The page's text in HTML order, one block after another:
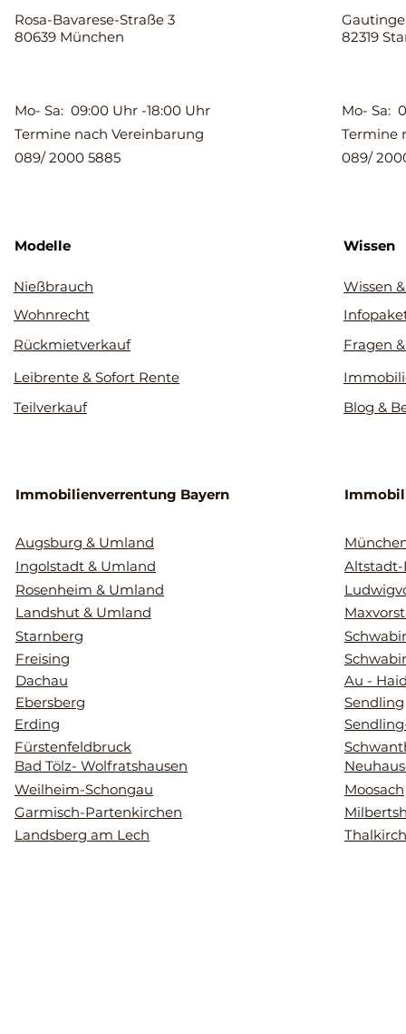
Rosa-Bavarese-Straße 3
80639 München
82319
Mo- Sa: 09:00 Uhr -18:00 Uhr
Termine nach Vereinbarung
089/ 2000 5885
Modelle
Nießbrauch
Wohnrecht
Rückmietverkauf
Leibrente & Sofort Rente
Teilverkauf
Immobilienverrentung Bayern
Augsburg & Umland
Ingolstadt & Umland
Rosenheim & Umland
Landshut & Umland
Starnberg
Freising
Dachau
Ebersberg
Erding
Fürstenfeldbruck
Bad Tölz- Wolfratshausen
Weilheim-Schongau
Garmisch-Partenkirchen
Landsberg am Lech
Mo- Sa:
Termine
089/
Wissen
Wissen
Fragen
Blog &
Altstadt-
Au -
Sendling
Moosach